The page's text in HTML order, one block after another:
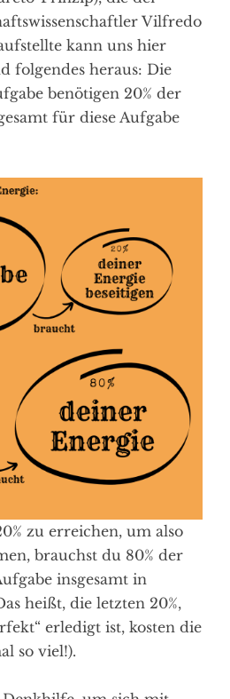
Vilfredo
kann uns hier
folgendes heraus: Die
benötigen 20% der
für diese Aufgabe
zu erreichen, um also
brauchst du 80% der
insgesamt in
heißt, die letzten 20%,
erledigt ist, kosten die
so viel!).